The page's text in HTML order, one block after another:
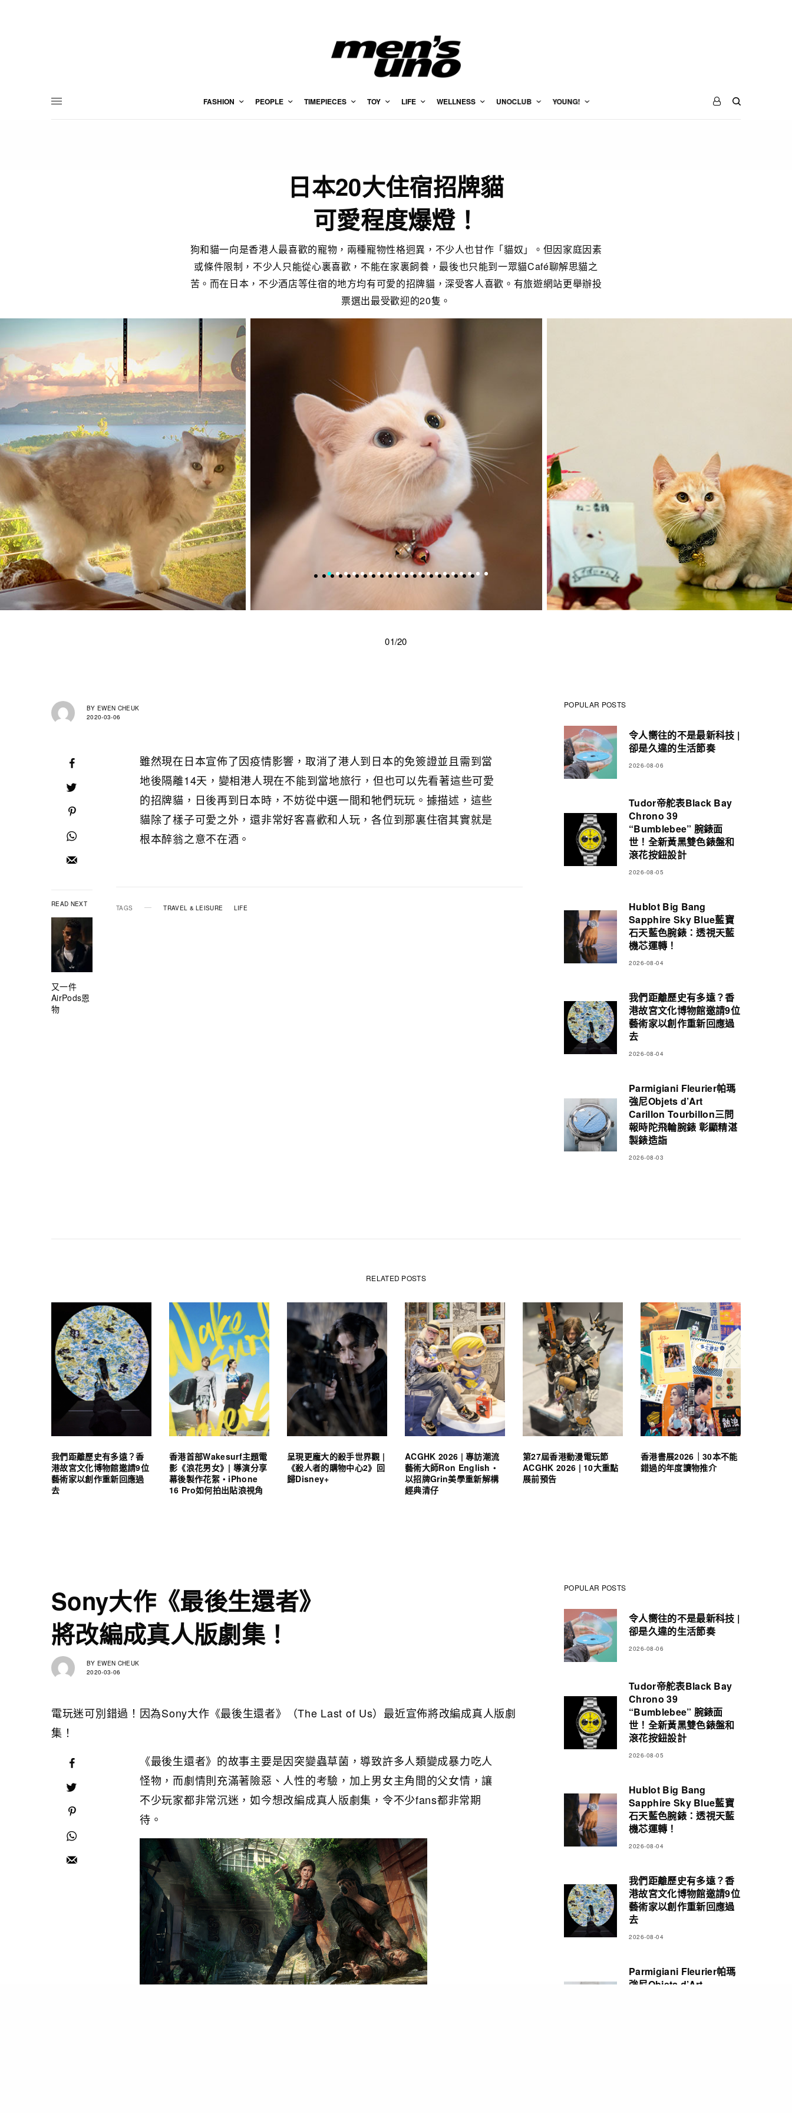
FASHION PEOPLE TIMEPIECES TOY LIFE WELLNESS UNOCLUB YOUNG!
日本20大住宿招牌貓
可愛程度爆燈！
狗和貓一向是香港人最喜歡的寵物，兩種寵物性格迥異，不少人也甘作「貓奴」。但因家庭因素
或條件限制，不少人只能從心裏喜歡，不能在家裏飼養，最後也只能到一眾貓Café聊解思貓之
苦。而在日本，不少酒店等住宿的地方均有可愛的招牌貓，深受客人喜歡。有旅遊網站更舉辦投
票選出最受歡迎的20隻。
01/20
BY EWEN CHEUK
2020-03-06
READ NEXT
又一件
AirPods恩
物
雖然現在日本宣佈了因疫情影響，取消了港人到日本的免簽證並且需到當
地後隔離14天，變相港人現在不能到當地旅行，但也可以先看著這些可愛
的招牌貓，日後再到日本時，不妨從中選一間和牠們玩玩。據描述，這些
貓除了樣子可愛之外，還非常好客喜歡和人玩，各位到那裏住宿其實就是
根本醉翁之意不在酒。
TAGS TRAVEL & LEISURE LIFE
POPULAR POSTS
令人嚮往的不是最新科技 |
卻是久違的生活節奏
2026-08-06
Tudor帝舵表Black Bay
Chrono 39
“Bumblebee” 腕錶面
世！全新黃黑雙色錶盤和
滾花按鈕設計
2026-08-05
Hublot Big Bang
Sapphire Sky Blue藍寶
石天藍色腕錶：透視天藍
機芯運轉！
2026-08-04
我們距離歷史有多遠？香
港故宮文化博物館邀請9位
藝術家以創作重新回應過
去
2026-08-04
Parmigiani Fleurier帕瑪
強尼Objets d’Art
Carillon Tourbillon三問
報時陀飛輪腕錶 彰顯精湛
製錶造詣
2026-08-03
RELATED POSTS
我們距離歷史有多遠？香
港故宮文化博物館邀請9位
藝術家以創作重新回應過
去
香港首部Wakesurf主題電
影《浪花男女》| 導演分享
幕後製作花絮・iPhone
16 Pro如何拍出貼浪視角
呈現更龐大的殺手世界觀 |
《殺人者的購物中心2》回
歸Disney+
ACGHK 2026 | 專訪潮流
藝術大師Ron English・
以招牌Grin美學重新解構
經典清仔
第27屆香港動漫電玩節
ACGHK 2026 | 10大重點
展前預告
香港書展2026｜30本不能
錯過的年度讀物推介
Sony大作《最後生還者》
將改編成真人版劇集！
BY EWEN CHEUK
2020-03-06
電玩迷可別錯過！因為Sony大作《最後生還者》（The Last of Us）最近宣佈將改編成真人版劇
集！
《最後生還者》的故事主要是因突變蟲草菌，導致許多人類變成暴力吃人
怪物，而劇情則充滿著險惡、人性的考驗，加上男女主角間的父女情，讓
不少玩家都非常沉迷，如今想改編成真人版劇集，令不少fans都非常期
待。
POPULAR POSTS
令人嚮往的不是最新科技 |
卻是久違的生活節奏
2026-08-06
Tudor帝舵表Black Bay
Chrono 39
“Bumblebee” 腕錶面
世！全新黃黑雙色錶盤和
滾花按鈕設計
2026-08-05
Hublot Big Bang
Sapphire Sky Blue藍寶
石天藍色腕錶：透視天藍
機芯運轉！
2026-08-04
我們距離歷史有多遠？香
港故宮文化博物館邀請9位
藝術家以創作重新回應過
去
2026-08-04
Parmigiani Fleurier帕瑪
強尼Objets d’Art